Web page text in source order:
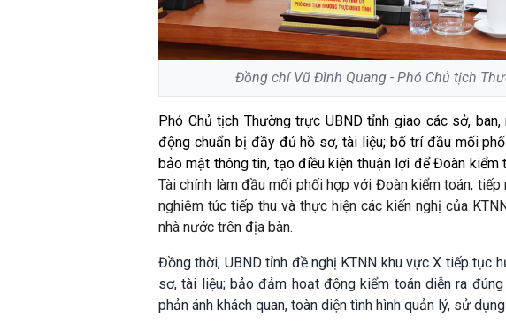
Đồng chí Vũ Đình Quang - Phó Chủ tịch
Phó Chủ tịch Thường trực UBND tỉnh giao các sở,
động chuẩn bị đầy đủ hồ sơ, tài liệu; bố trí đầu mối
bảo mật thông tin, tạo điều kiện thuận lợi để Đoàn kiểm
Tài chính làm đầu mối phối hợp với Đoàn kiểm toán,
nghiêm túc tiếp thu và thực hiện các kiến nghị của
nhà nước trên địa bàn.
Đồng thời, UBND tỉnh đề nghị KTNN khu vực X tiếp tục
sơ, tài liệu; bảo đảm hoạt động kiểm toán diễn ra
phản ánh khách quan, toàn diện tình hình quản lý, sử